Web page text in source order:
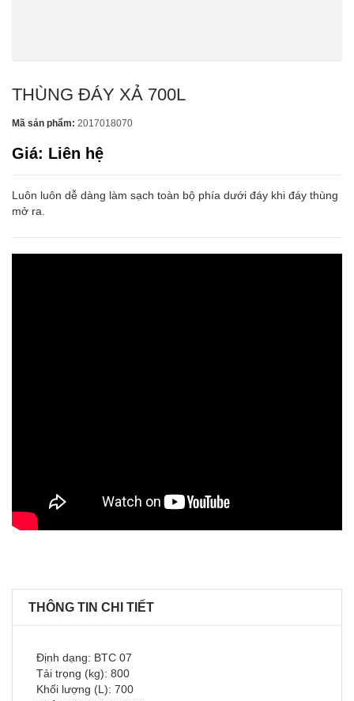
THÙNG ĐÁY XẢ 700L
Mã sản phẩm: 2017018070
Giá: Liên hệ
Luôn luôn dễ dàng làm sạch toàn bộ phía dưới đáy khi đáy thùng
mở ra.
THÔNG TIN CHI TIẾT
Định dạng: BTC 07
Tải trọng (kg): 800
Khối lượng (L): 700